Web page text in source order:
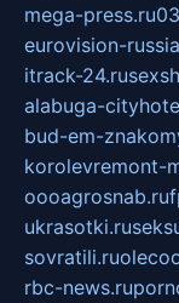
mega-press.ru
eurovision-
itrack-24.ru
alabuga-
bud-em-
korolevremont-
oooagrosnab.ru
ukrasotki.ru
sovratili.ru
rbc-news.ru